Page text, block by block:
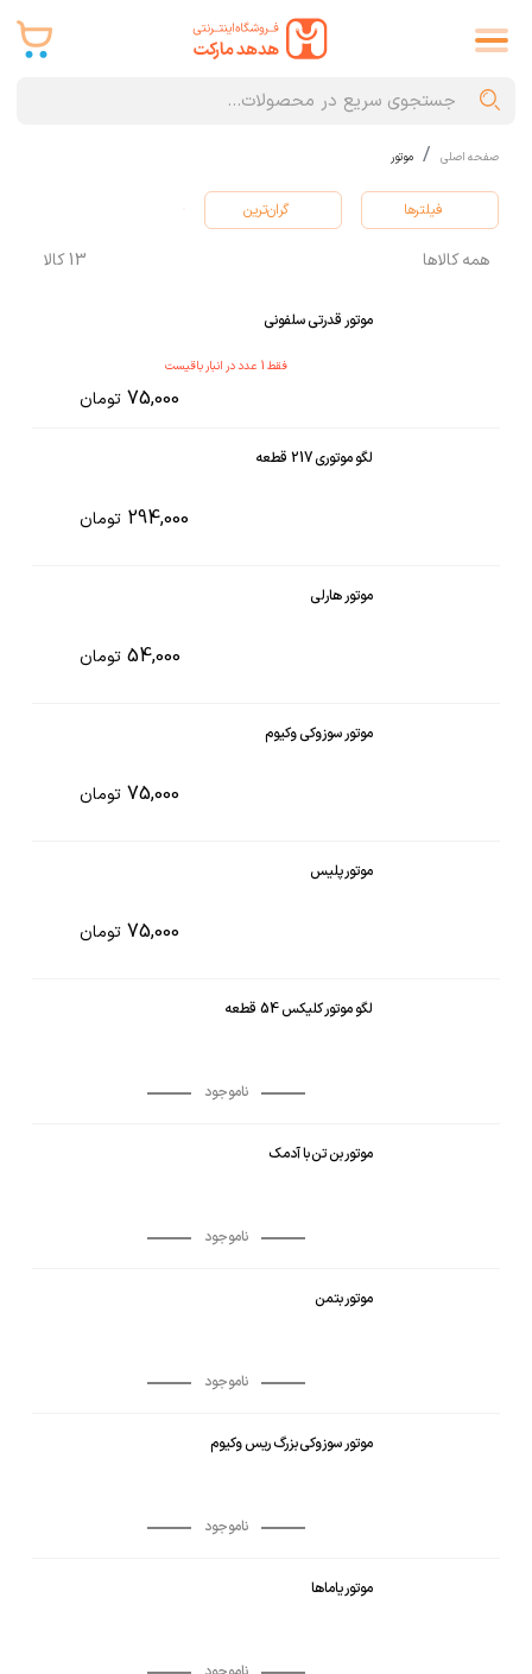
صفحه اصلی موتور
فیلترها گران‌ترین
همه کالاها 13کالا
موتور قدرتی سلفونی
فقط 1 عدد در انبار باقیست
75,000 تومان
لگو موتوری 217 قطعه
294,000 تومان
موتور هارلی
54,000 تومان
موتور سوزوکی وکیوم
75,000 تومان
موتور پلیس
75,000 تومان
لگو موتور کلیکس 54 قطعه
ناموجود
موتور بن تن با آدمک
ناموجود
موتور بتمن
ناموجود
موتور سوزوکی بزرگ ریس وکیوم
ناموجود
موتور یاماها